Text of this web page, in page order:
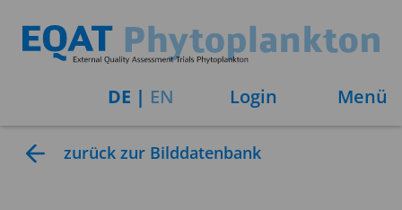
DE | EN Login Menü
zurück zur Bilddatenbank